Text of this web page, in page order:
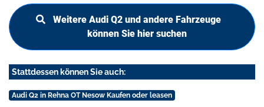
Weitere Audi Q2 und andere Fahrzeuge
können Sie hier suchen
Stattdessen können Sie auch:
Audi Q2 in Rehna OT Nesow Kaufen oder leasen